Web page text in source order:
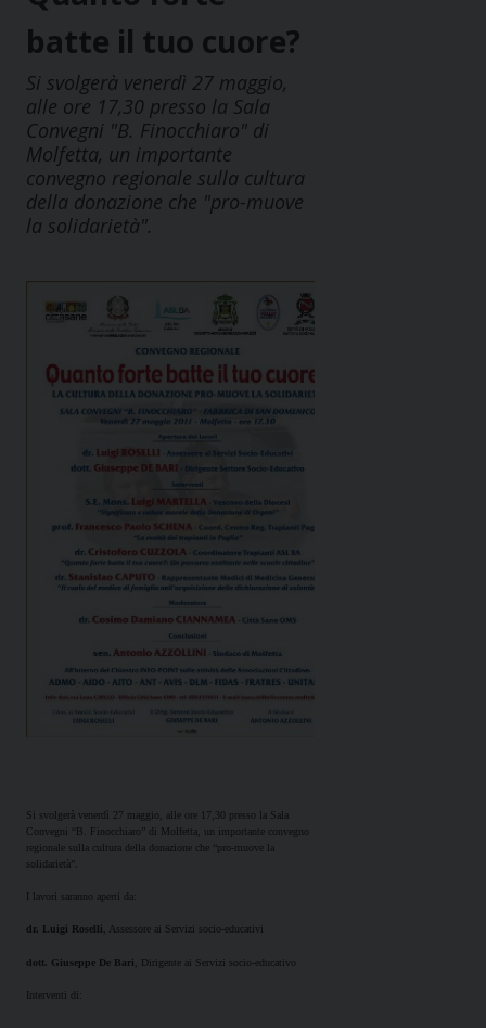
batte il tuo cuore?
Si svolgerà venerdì 27 maggio,
alle ore 17,30 presso la Sala
Convegni "B. Finocchiaro" di
Molfetta, un importante
convegno regionale sulla cultura
della donazione che "pro-muove
la solidarietà".
Si svolgerà venerdì 27 maggio, alle ore 17,30 presso la Sala
Convegni “B. Finocchiaro” di Molfetta, un importante convegno
regionale sulla cultura della donazione che “pro-muove la
solidarietà”.
I lavori saranno aperti da:
dr. Luigi Roselli , Assessore ai Servizi socio-educativi
dott. Giuseppe De Bari , Dirigente ai Servizi socio-educativo
Interventi di: